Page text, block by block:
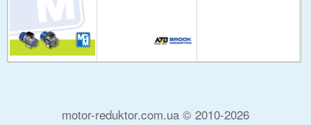
motor-reduktor.com.ua © 2010-2026